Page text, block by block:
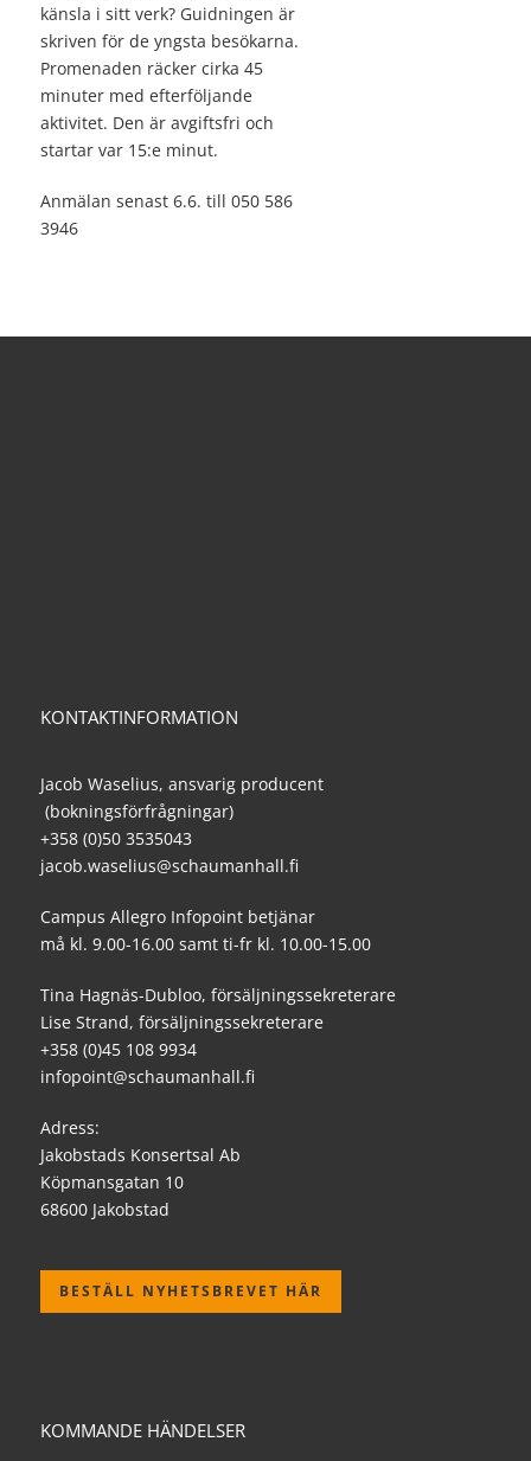
känsla i sitt verk? Guidningen är
skriven för de yngsta besökarna.
Promenaden räcker cirka 45
minuter med efterföljande
aktivitet. Den är avgiftsfri och
startar var 15:e minut.
Anmälan senast 6.6. till 050 586
3946
KONTAKTINFORMATION
Jacob Waselius, ansvarig producent
(bokningsförfrågningar)
+358 (0)50 3535043
jacob.waselius@schaumanhall.fi
Campus Allegro Infopoint betjänar
må kl. 9.00-16.00 samt ti-fr kl. 10.00-15.00
Tina Hagnäs-Dubloo, försäljningssekreterare
Lise Strand, försäljningssekreterare
+358 (0)45 108 9934
infopoint@schaumanhall.fi
Adress:
Jakobstads Konsertsal Ab
Köpmansgatan 10
68600 Jakobstad
BESTÄLL NYHETSBREVET HÄR
KOMMANDE HÄNDELSER